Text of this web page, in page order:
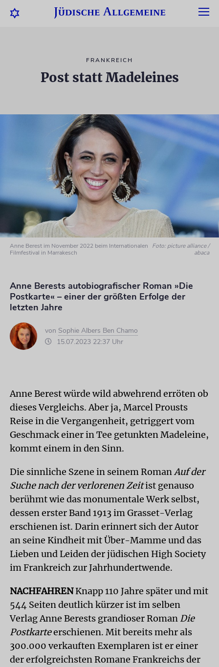
FRANKREICH
Post statt Madeleines
Anne Berest im November 2022 beim Internationalen
Filmfestival in Marrakesch
Foto: picture alliance /
abaca
Anne Berests autobiografischer Roman »Die
Postkarte« – einer der größten Erfolge der
letzten Jahre
von Sophie Albers Ben Chamo
15.07.2023 22:37 Uhr
Anne Berest würde wild abwehrend erröten ob
dieses Vergleichs. Aber ja, Marcel Prousts
Reise in die Vergangenheit, getriggert vom
Geschmack einer in Tee getunkten Madeleine,
kommt einem in den Sinn.
Die sinnliche Szene in seinem RomanAuf der
Suche nach der verlorenen Zeitist genauso
berühmt wie das monumentale Werk selbst,
dessen erster Band 1913 im Grasset-Verlag
erschienen ist. Darin erinnert sich der Autor
an seine Kindheit mit Über-Mamme und das
Lieben und Leiden der jüdischen High Society
im Frankreich zur Jahrhundertwende.
NACHFAHRENKnapp 110 Jahre später und mit
544 Seiten deutlich kürzer ist im selben
Verlag Anne Berests grandioser Roman Die
Postkarteerschienen. Mit bereits mehr als
300.000 verkauften Exemplaren ist er einer
der erfolgreichsten Romane Frankreichs der